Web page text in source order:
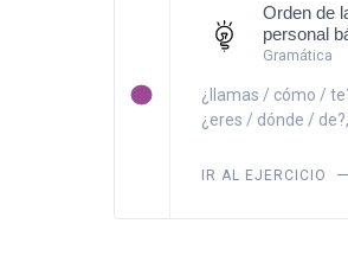
Orden de
personal
Gramática
¿llamas / cómo /
¿eres / dónde / de?,
IR AL EJERCICIO